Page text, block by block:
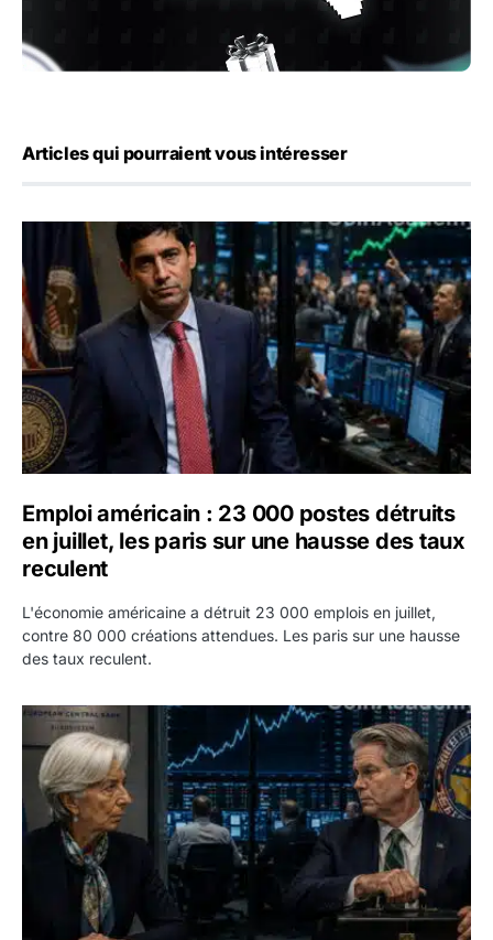
Articles qui pourraient vous intéresser
Emploi américain : 23 000 postes détruits en juillet, les
Emploi américain : 23 000 postes détruits
en juillet, les paris sur une hausse des taux
reculent
L'économie américaine a détruit 23 000 emplois en juillet,
contre 80 000 créations attendues. Les paris sur une hausse
des taux reculent.
Yen : Washington a vendu des euros sans prévenir la